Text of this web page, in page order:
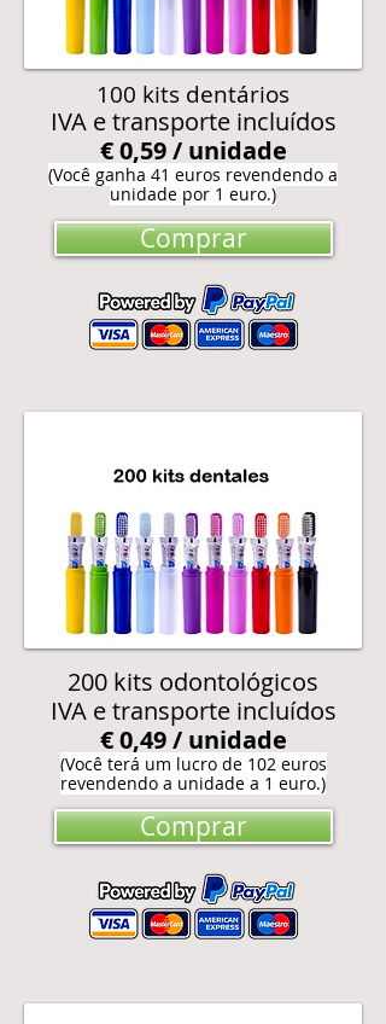
100 kits dentários
IVA e transporte incluídos
€ 0,59 / unidade
(Você ganha 41 euros revendendo a
unidade por 1 euro.)
Comprar
200 kits odontológicos
IVA e transporte incluídos
€ 0,49 / unidade
(Você terá um lucro de 102 euros
revendendo a unidade a 1 euro.)
Comprar